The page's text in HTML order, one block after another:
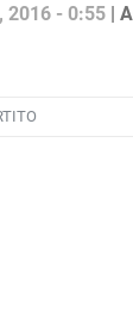
2016 - 0:55|